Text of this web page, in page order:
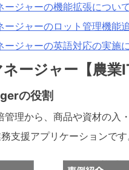
ージャーの機能拡張について
ージャーのロット管理機能
ージャーの英語対応の実施
ージャー【農業
の役割
管理から、商品や資材の入
支援アプリケーションで